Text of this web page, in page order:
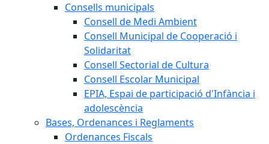
Consells municipals
Consell de Medi Ambient
Consell Municipal de Cooperació i
Solidaritat
Consell Sectorial de Cultura
Consell Escolar Municipal
EPIA, Espai de participació d'Infància i
adolescència
Bases, Ordenances i Reglaments
Ordenances Fiscals